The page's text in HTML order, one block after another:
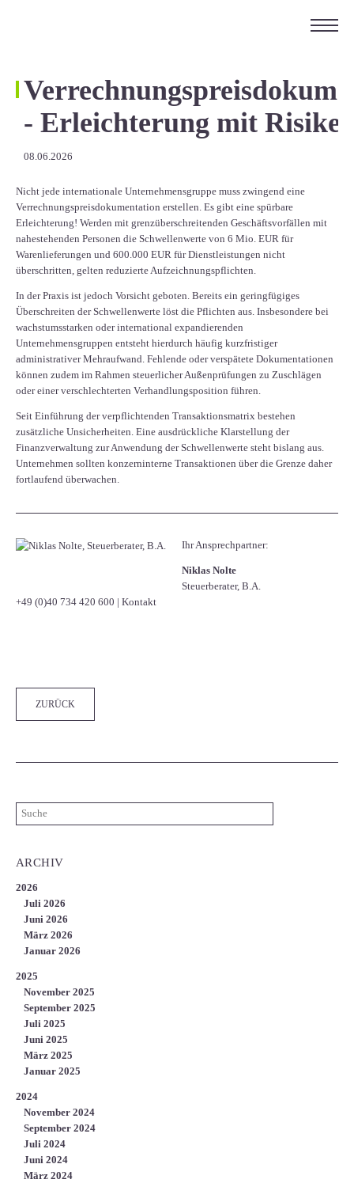
- Erleichterung mit
08.06.2026
Nicht jede internationale Unternehmensgruppe muss zwingend eine
Verrechnungspreisdokumentation erstellen. Es gibt eine spürbare
Erleichterung! Werden mit grenzüberschreitenden Geschäftsvorfällen mit
nahestehenden Personen die Schwellenwerte von 6 Mio. EUR für
Warenlieferungen und 600.000 EUR für Dienstleistungen nicht
überschritten, gelten reduzierte Aufzeichnungspflichten.
In der Praxis ist jedoch Vorsicht geboten. Bereits ein geringfügiges
Überschreiten der Schwellenwerte löst die Pflichten aus. Insbesondere bei
wachstumsstarken oder international expandierenden
Unternehmensgruppen entsteht hierdurch häufig kurzfristiger
administrativer Mehraufwand. Fehlende oder verspätete Dokumentationen
können zudem im Rahmen steuerlicher Außenprüfungen zu Zuschlägen
oder einer verschlechterten Verhandlungsposition führen.
Seit Einführung der verpflichtenden Transaktionsmatrix bestehen
zusätzliche Unsicherheiten. Eine ausdrückliche Klarstellung der
Finanzverwaltung zur Anwendung der Schwellenwerte steht bislang aus.
Unternehmen sollten konzerninterne Transaktionen über die Grenze daher
fortlaufend überwachen.
Ihr Ansprechpartner:
Niklas Nolte
Steuerberater, B.A.
+49 (0)40 734 420 600 | Kontakt
ZURÜCK
ARCHIV
2026
Juli 2026
Juni 2026
März 2026
Januar 2026
2025
November 2025
September 2025
Juli 2025
Juni 2025
März 2025
Januar 2025
2024
November 2024
September 2024
Juli 2024
Juni 2024
März 2024
KONTAKT